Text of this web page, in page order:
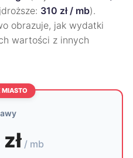
310 zł / mb).
obrazuje, jak wydatki
wartości z innych
/ mb